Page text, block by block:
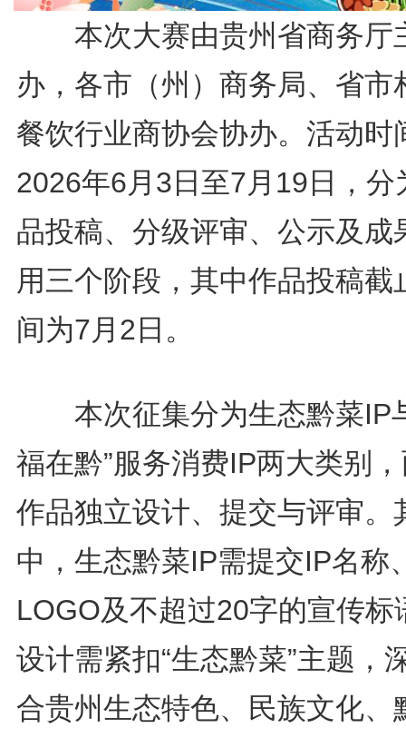
本次大赛由贵州省商务厅
办，各市（州）商务局、省市
餐饮行业商协会协办。活动时
2026年6月3日至7月19日，分
品投稿、分级评审、公示及成
用三个阶段，其中作品投稿截
间为7月2日。
本次征集分为生态黔菜IP
福在黔”服务消费IP两大类别
作品独立设计、提交与评审。
中，生态黔菜IP需提交IP名称
LOGO及不超过20字的宣传标
设计需紧扣“生态黔菜”主题，
合贵州生态特色、民族文化、